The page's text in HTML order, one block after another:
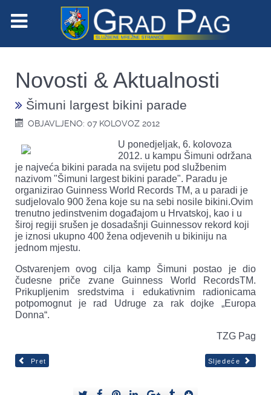
Novosti & Aktualnosti
Šimuni largest bikini parade
OBJAVLJENO: 07 KOLOVOZ 2012
U ponedjeljak, 6. kolovoza
2012. u kampu Šimuni održana
je najveća bikini parada na svijetu pod službenim
nazivom "Šimuni largest bikini parade". Paradu je
organizirao Guinness World Records TM, a u paradi je
sudjelovalo 900 žena koje su na sebi nosile bikini.Ovim
trenutno jedinstvenim događajom u Hrvatskoj, kao i u
široj regiji srušen je dosadašnji Guinnessov rekord koji
je iznosi ukupno 400 žena odjevenih u bikiniju na
jednom mjestu.
Ostvarenjem ovog cilja kamp Šimuni postao je dio
čudesne priče zvane Guinness World RecordsTM.
Prikupljenim sredstvima i edukativnim radionicama
potpomognut je rad Udruge za rak dojke „Europa
Donna“.
TZG Pag
Pret Sljedeće